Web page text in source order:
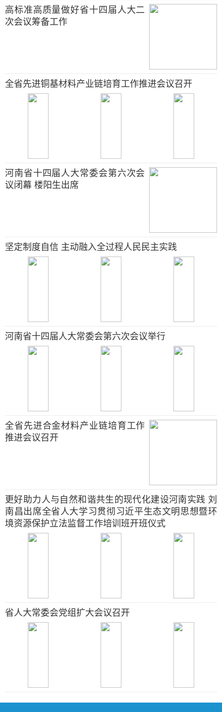
高标准高质量做好省十四届人大二
次会议筹备工作
全省先进铜基材料产业链培育工作推进会议召开
河南省十四届人大常委会第六次会
议闭幕 楼阳生出席
坚定制度自信 主动融入全过程人民民主实践
河南省十四届人大常委会第六次会议举行
全省先进合金材料产业链培育工作
推进会议召开
更好助力人与自然和谐共生的现代化建设河南实践 刘
南昌出席全省人大学习贯彻习近平生态文明思想暨环
境资源保护立法监督工作培训班开班仪式
省人大常委会党组扩大会议召开